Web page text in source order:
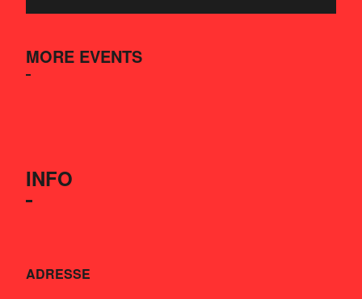
MORE EVENTS
INFO
ADRESSE